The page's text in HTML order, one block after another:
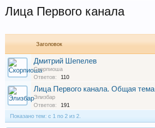
Лица Первого канала
Заголовок
Дмитрий Шепелев
Скорпиоша
Ответов:
110
Лица Первого канала. Общая тема
Элизбар
Ответов:
191
Показано тем: с 1 по 2 из 2.